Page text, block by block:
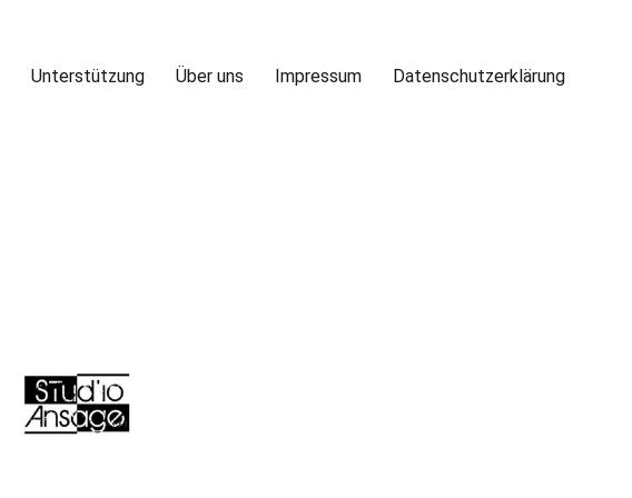
Unterstützung Über uns Impressum Datenschutzerklärung